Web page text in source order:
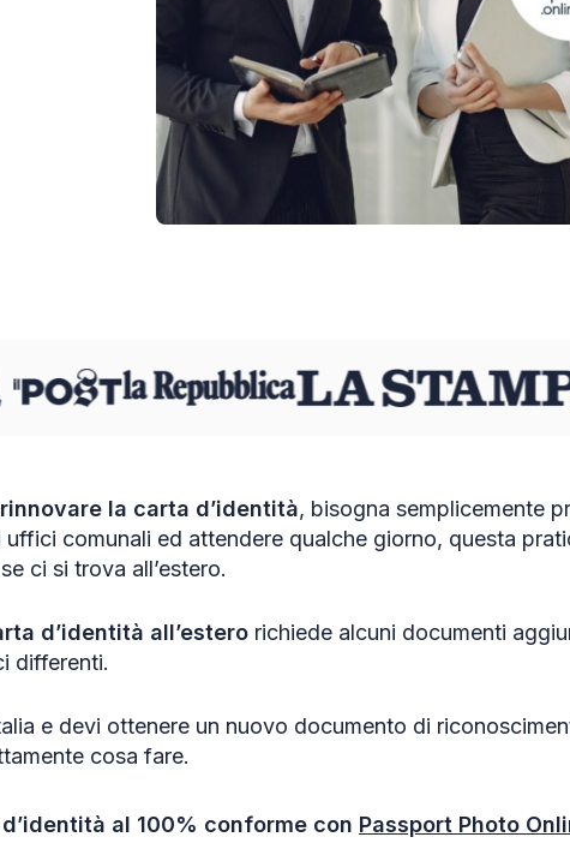
rinnovare la carta d’identità, bisogna semplicemente
comunali ed attendere qualche giorno, questa
ci si trova all’estero.
d’identità all’esterorichiede alcuni documenti
differenti.
e devi ottenere un nuovo documento di
cosa fare.
al 100% conforme con Passport Photo